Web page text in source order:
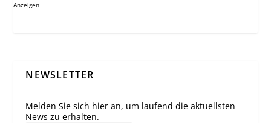
Anzeigen
NEWSLETTER
Melden Sie sich hier an, um laufend die aktuellsten
News zu erhalten.